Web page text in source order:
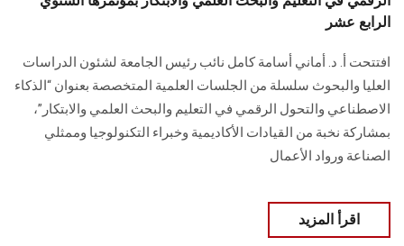
الرابع عشر
افتتحت أ. د. أماني أسامة كامل نائب رئيس الجامعة لشئون الدراسات
العليا والبحوث سلسلة من الجلسات العلمية المتخصصة بعنوان “الذكاء
الاصطناعي والتحول الرقمي في التعليم والبحث العلمي والابتكار”،
بمشاركة نخبة من القيادات الأكاديمية وخبراء التكنولوجيا وممثلي
الصناعة ورواد الأعمال
اقرأ المزيد